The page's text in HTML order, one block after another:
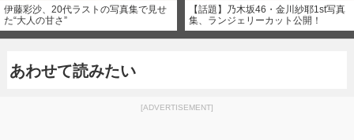
伊藤彩沙、20代ラストの写真集で見せ
た“大人の甘さ”
【話題】乃木坂46・金川紗耶1st写真
集、ランジェリーカット公開！
あわせて読みたい
[ADVERTISEMENT]